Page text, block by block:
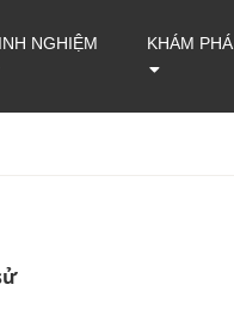
NGHIỆM KHÁM PHÁ